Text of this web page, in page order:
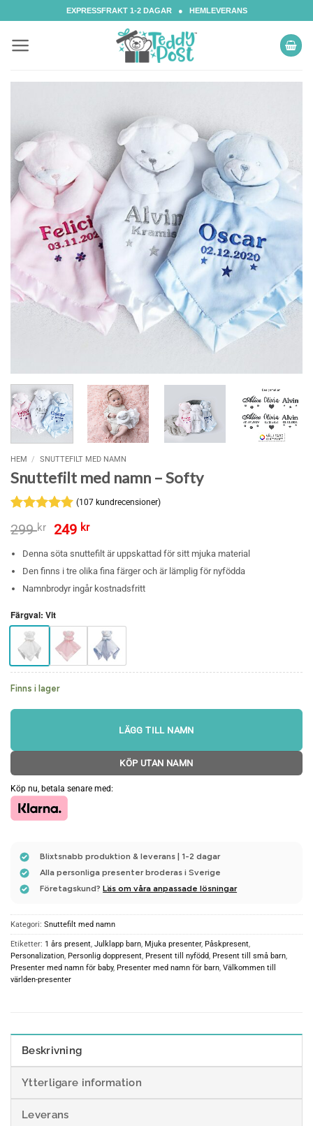
to
EXPRESSFRAKT 1-2 DAGAR ● HEMLEVERANS
HEM / SNUTTEFILT MED NAMN
Snuttefilt med namn – Softy
Betygsatt
4.93av 5
kundrecensioner
(107 kundrecensioner)
299kr
Det
priset
var:
299 kr.
249 krDet
priset
är:
249 kr.
Denna söta snuttefilt är uppskattad för sitt mjuka material
Den finns i tre olika fina färger och är lämplig för nyfödda
Namnbrodyr ingår kostnadsfritt
Färgval: Vit
Finns i lager
LÄGG TILL NAMN
KÖP UTAN NAMN
Köp nu, betala senare med:
Blixtsnabb produktion & leverans | 1-2 dagar
Alla personliga presenter broderas i Sverige
Företagskund?Läs om våra anpassade lösningar
Kategori: Snuttefilt med namn
Etiketter: 1 års present, Julklapp barn, Mjuka presenter, Påskpresent,
Personalization, Personlig doppresent, Present till nyfödd, Present till små barn,
Presenter med namn för baby, Presenter med namn för barn, Välkommen till
världen-presenter
Beskrivning
Ytterligare information
Leverans